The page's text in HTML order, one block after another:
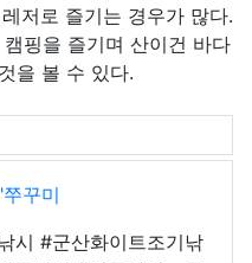
저로 즐기는 경우가 많다.
핑을 즐기며 산이건 바다
을 볼 수 있다.
꾸미
시 #군산화이트조기낚